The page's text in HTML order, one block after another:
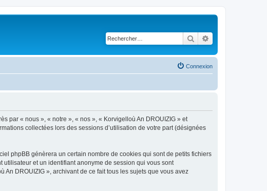
Rechercher
Connexion
par « nous », « notre », « nos », « Korvigelloù An DROUIZIG » et
collectées lors des sessions d’utilisation de votre part (désignées
phpBB génèrera un certain nombre de cookies qui sont de petits fichiers
et un identifiant anonyme de session qui vous sont
DROUIZIG », archivant de ce fait tous les sujets que vous avez